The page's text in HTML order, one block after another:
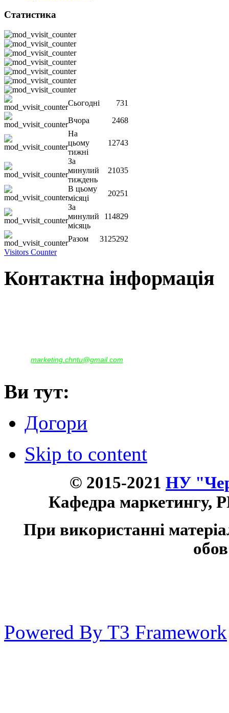
Статистика
Сьогодні
731
Вчора
2468
На
цьому
тижні
12743
За
минулий
тиждень
21035
В цьому
місяці
20251
За
минулий
місяць
114829
Разом
3125292
Visitors Counter
Контактна інформація
marketing.chntu@gmail.com
Ви тут:
Догори
Skip to content
© 2015-2021 НУ
Кафедра маркетингу,
При використанні
Powered By T3 Framework